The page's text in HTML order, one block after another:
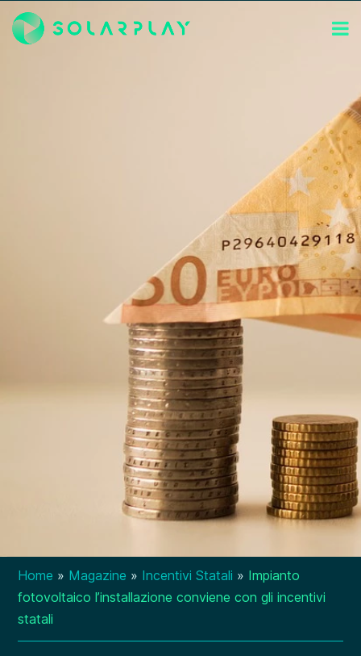
Home » Magazine » Incentivi Statali » Impianto
fotovoltaico l’installazione conviene con gli incentivi
statali